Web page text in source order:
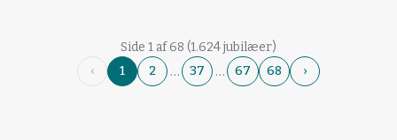
Side 1 af 68 (1.624 jubilæer)
‹
1 2 … 37 … 67 68 ›